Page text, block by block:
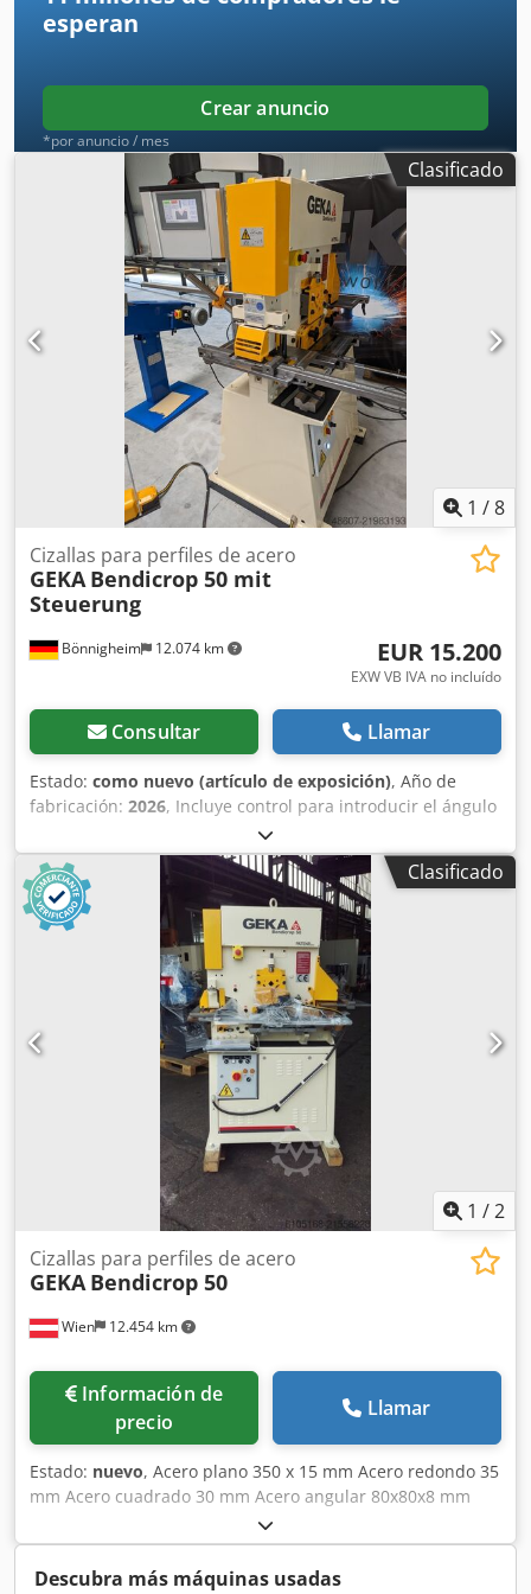
esperan
Crear anuncio
*por anuncio / mes
Clasificado
1 /8
Bönnigheim 12.074 km
Cizallas para perfiles de acero
GEKA Bendicrop 50 mit
Steuerung
EUR 15.200
EXW VB IVA no incluído
Consultar Llamar
Estado: como nuevo (artículo de exposición), Año de
fabricación: 2026, Incluye control para introducir el ángulo
de flexión. Dksdpfx Aey T N T Hjkvjr Golpes por minuto con
carrera de 15 mm 34 /min. Fuerza de punzonado 500 kN
Diámetro y grosor del agujero hasta máx. 27x13 ó 20x18
mm Acero plano (2 inclinaciones) hasta máx. 350x10 mm
Acero plano (5 inclinaciones) hasta máx. 350x15 mm
Ángulo de acero de 90 grados hasta máx. 80x80x8 mm
Acero en barra hasta máx. 35 mm Acero cuadrado hasta
máx. 30 mm Muescas hasta máx. 10 mm Capacidad de
plegado: Fijación hasta máx. 100x10 mm Potencia del
motor 3,0 kW Peso neto 950 kg Peso bruto 1150 kg
Clasificado
1 /2
Wien 12.454 km
Cizallas para perfiles de acero
GEKA Bendicrop 50
Información de
precio
Llamar
Estado: nuevo, Acero plano 350 x 15 mm Acero redondo 35
mm Acero cuadrado 30 mm Acero angular 80x80x8 mm
Diámetro del orificio en espesor de chapa Ø 27 en 13 / Ø
20 en 18 mm Longitud de la cuchilla 356 mm Potencia del
motor 3,0 kW Número de golpes/min 34 Fuerza de
Descubra más máquinas usadas